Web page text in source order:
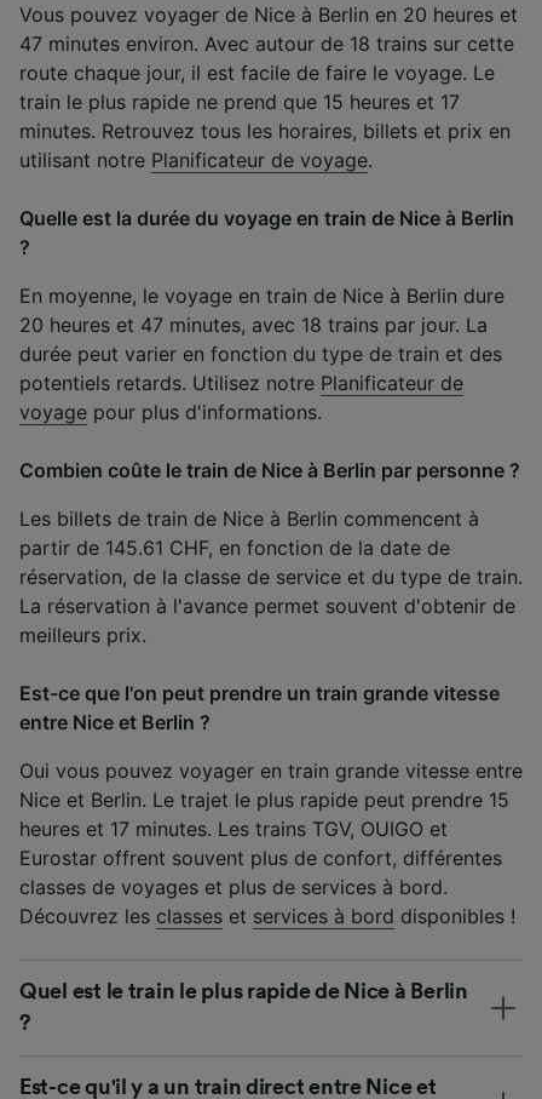
Vous pouvez voyager de Nice à Berlin en 20 heures et
47 minutes environ. Avec autour de 18 trains sur cette
route chaque jour, il est facile de faire le voyage. Le
train le plus rapide ne prend que 15 heures et 17
minutes. Retrouvez tous les horaires, billets et prix en
utilisant notre Planificateur de voyage.
Quelle est la durée du voyage en train de Nice à Berlin
?
En moyenne, le voyage en train de Nice à Berlin dure
20 heures et 47 minutes, avec 18 trains par jour. La
durée peut varier en fonction du type de train et des
potentiels retards. Utilisez notre Planificateur de
voyage pour plus d'informations.
Combien coûte le train de Nice à Berlin par personne ?
Les billets de train de Nice à Berlin commencent à
partir de 145.61 CHF, en fonction de la date de
réservation, de la classe de service et du type de train.
La réservation à l'avance permet souvent d'obtenir de
meilleurs prix.
Est-ce que l'on peut prendre un train grande vitesse
entre Nice et Berlin ?
Oui vous pouvez voyager en train grande vitesse entre
Nice et Berlin. Le trajet le plus rapide peut prendre 15
heures et 17 minutes. Les trains TGV, OUIGO et
Eurostar offrent souvent plus de confort, différentes
classes de voyages et plus de services à bord.
Découvrez les classes et services à bord disponibles !
Quel est le train le plus rapide de Nice à Berlin
?
Est-ce qu'il y a un train direct entre Nice et